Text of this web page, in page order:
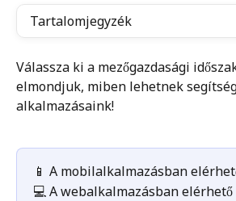
Tartalomjegyzék
Válassza ki a mezőgazdasági
elmondjuk, miben lehetnek
alkalmazásaink!
📱 A mobilalkalmazásban
💻 A webalkalmazásban elérhető